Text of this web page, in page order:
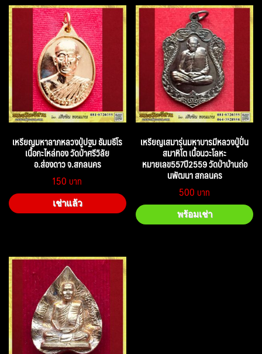
เหรียญมหาลาภหลวงปู่ปฐม ธัมมธีโร
เนื้อกะไหล่ทอง วัดป่าศรีวิลัย
อ.ส่องดาว จ.สกลนคร
150
เช่าแล้ว
เหรียญเสมารุ่นมหาบารมีหลวงปู่ปั่น
สมาหิโต เนื้อนวะโลหะ
หมายเลข557ปี2559 วัดป่าบ้านถ่อ
นพัฒนา สกลนคร
500
พร้อมเช่า